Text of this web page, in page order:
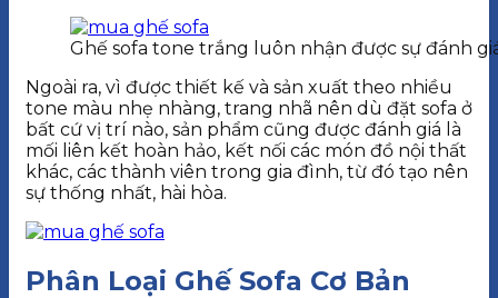
Ghế sofa tone trắng luôn nhận được sự đánh
Ngoài ra, vì được thiết kế và sản xuất theo nhiều
tone màu nhẹ nhàng, trang nhã nên dù đặt sofa ở
bất cứ vị trí nào, sản phẩm cũng được đánh giá là
mối liên kết hoàn hảo, kết nối các món đồ nội thất
khác, các thành viên trong gia đình, từ đó tạo nên
sự thống nhất, hài hòa.
Phân Loại Ghế Sofa Cơ Bản